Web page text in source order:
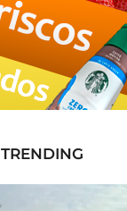
TRENDING